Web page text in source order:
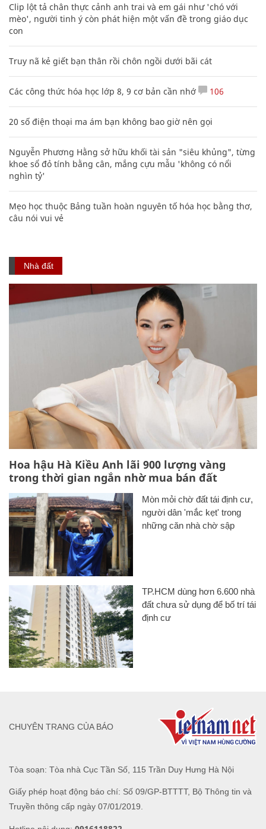
Clip lột tả chân thực cảnh anh trai và em gái như 'chó với
mèo', người tinh ý còn phát hiện một vấn đề trong giáo dục
con
Truy nã kẻ giết bạn thân rồi chôn ngồi dưới bãi cát
Các công thức hóa học lớp 8, 9 cơ bản cần nhớ 106
20 số điện thoại ma ám bạn không bao giờ nên gọi
Nguyễn Phương Hằng sở hữu khối tài sản "siêu khủng", từng
khoe sổ đỏ tính bằng cân, mắng cựu mẫu 'không có nổi
nghìn tỷ'
Mẹo học thuộc Bảng tuần hoàn nguyên tố hóa học bằng thơ,
câu nói vui vẻ
Nhà đất
Hoa hậu Hà Kiều Anh lãi 900 lượng vàng
trong thời gian ngắn nhờ mua bán đất
Mòn mỏi chờ đất tái định cư,
người dân 'mắc kẹt' trong
những căn nhà chờ sập
TP.HCM dùng hơn 6.600 nhà
đất chưa sử dụng để bố trí tái
định cư
Tòa soạn: Tòa nhà Cục Tần Số, 115 Trần Duy Hưng Hà Nội
Giấy phép hoạt động báo chí: Số 09/GP-BTTTT, Bộ Thông tin và
Truyền thông cấp ngày 07/01/2019.
CHUYÊN TRANG CỦA BÁO